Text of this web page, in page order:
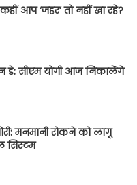
आप ‘जहर’ तो नहीं खा रहे?
डे: सीएम योगी आज निकालेंगे
मनमानी रोकने को लागू
सिस्टम